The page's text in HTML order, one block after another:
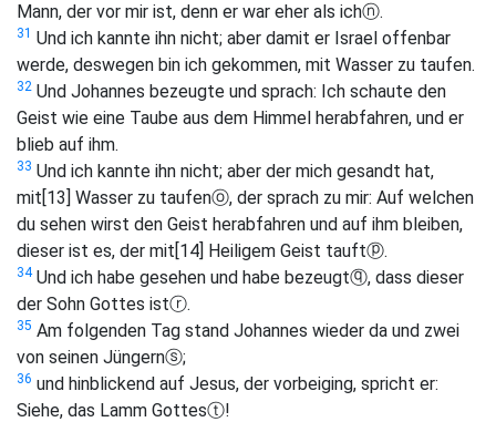
Mann, der vor mir ist, denn er war eher als ichⓝ.
31 Und ich kannte ihn nicht; aber damit er Israel offenbar
werde, deswegen bin ich gekommen, mit Wasser zu taufen.
32 Und Johannes bezeugte und sprach: Ich schaute den
Geist wie eine Taube aus dem Himmel herabfahren, und er
blieb auf ihm.
33 Und ich kannte ihn nicht; aber der mich gesandt hat,
mit[13] Wasser zu taufenⓞ, der sprach zu mir: Auf welchen
du sehen wirst den Geist herabfahren und auf ihm bleiben,
dieser ist es, der mit[14] Heiligem Geist tauftⓟ.
34Und ich habe gesehen und habe bezeugtⓠ, dass dieser
der Sohn Gottes istⓡ.
35 Am folgenden Tag stand Johannes wieder da und zwei
von seinen Jüngernⓢ;
36 und hinblickend auf Jesus, der vorbeiging, spricht er:
Siehe, das Lamm Gottesⓣ!